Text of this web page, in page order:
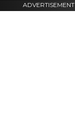
ADVERTISEMENT